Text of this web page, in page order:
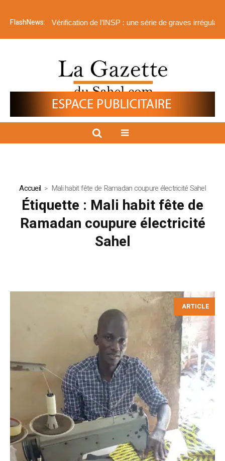
FlashNews:Vérification de l’INSP : une série de graves irrégularités
Accueil Mali habit fête de Ramadan coupure électricité Sahel
Étiquette : Mali habit fête de
Ramadan coupure électricité
Sahel
ARTICLE